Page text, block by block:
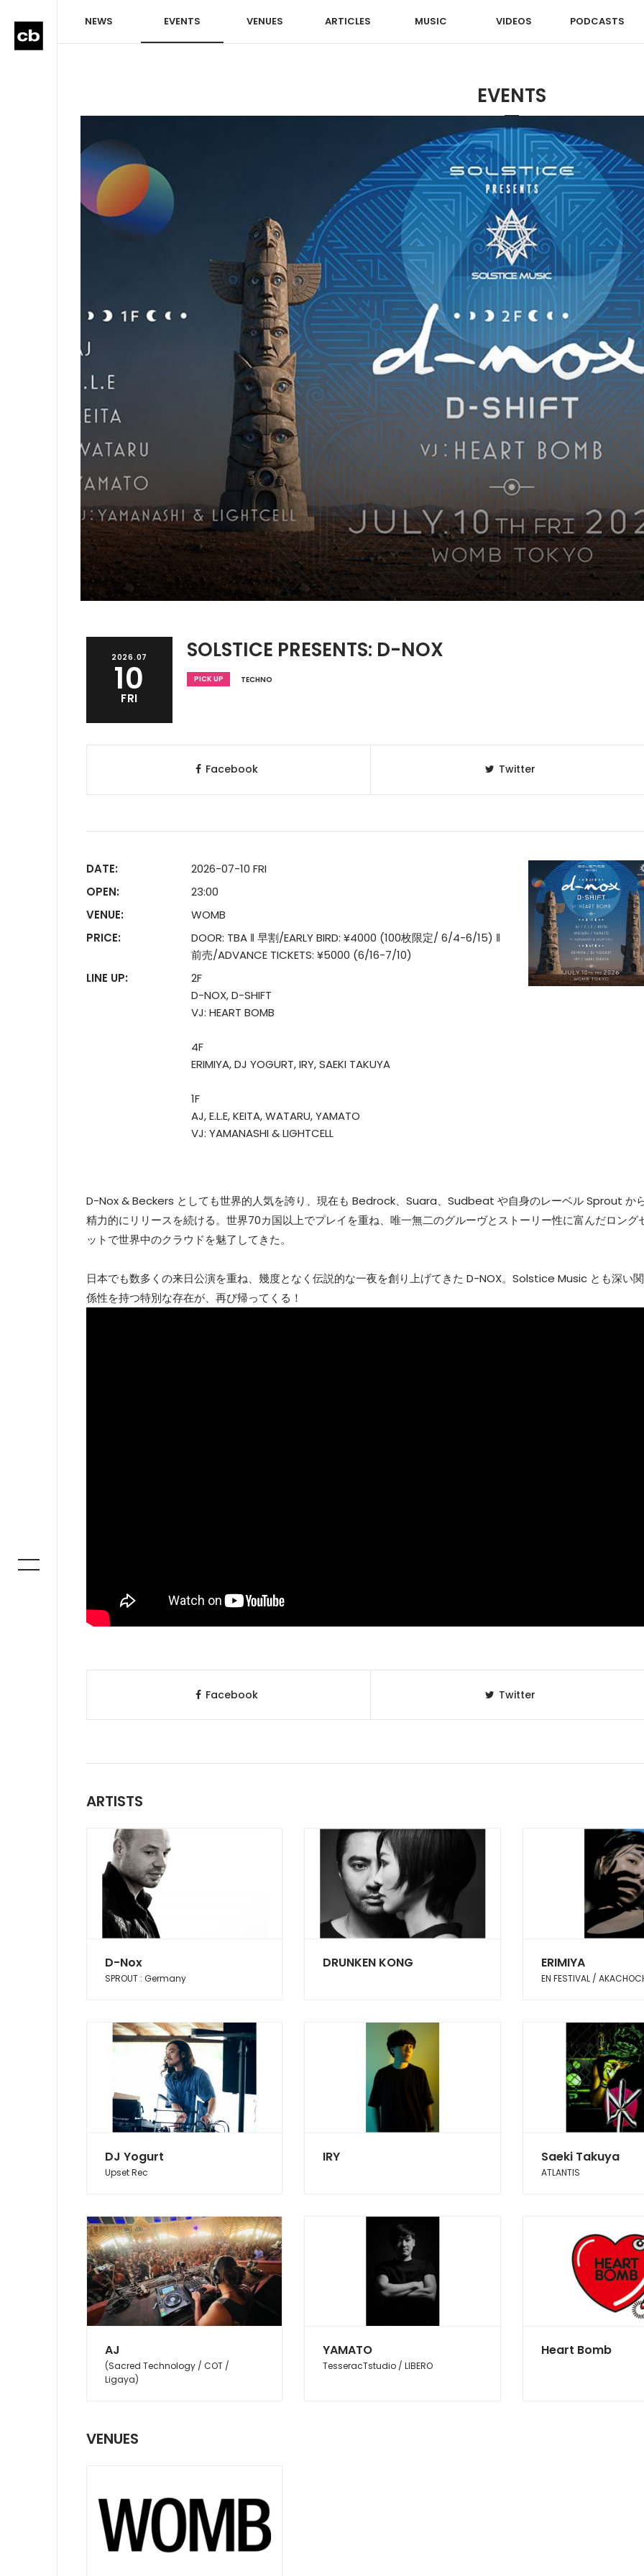
NEWS EVENTS VENUES ARTICLES MUSIC VIDEOS PODCASTS
EVENTS
2026.07
10
FRI
SOLSTICE PRESENTS: D-NOX
PICK UP TECHNO
Facebook Twitter
DATE:
2026-07-10 FRI
OPEN:
23:00
VENUE:
WOMB
PRICE:
DOOR: TBA ‖ 早割/EARLY BIRD: ¥4000 (100枚限定/ 6/4-6/15) ‖
前売/ADVANCE TICKETS: ¥5000 (6/16-7/10)
LINE UP:
2F
D-NOX, D-SHIFT
VJ: HEART BOMB
4F
ERIMIYA, DJ YOGURT, IRY, SAEKI TAKUYA
1F
AJ, E.L.E, KEITA, WATARU, YAMATO
VJ: YAMANASHI & LIGHTCELL
D-Nox & Beckers としても世界的人気を誇り、現在も Bedrock、Suara、Sudbeat や自身のレーベル Sprout か
精力的にリリースを続ける。世界70カ国以上でプレイを重ね、唯一無二のグルーヴとストーリー性に富んだロング
ットで世界中のクラウドを魅了してきた。
日本でも数多くの来日公演を重ね、幾度となく伝説的な一夜を創り上げてきた D-NOX。Solstice Music とも深い関
係性を持つ特別な存在が、再び帰ってくる！
Facebook Twitter
ARTISTS
D-Nox
SPROUT : Germany
DRUNKEN KONG ERIMIYA
EN FESTIVAL /
DJ Yogurt
Upset Rec
IRY Saeki Takuya
ATLANTIS
AJ
(Sacred Technology / COT /
Ligaya)
YAMATO
TesseracTstudio / LIBERO
Heart Bomb
VENUES